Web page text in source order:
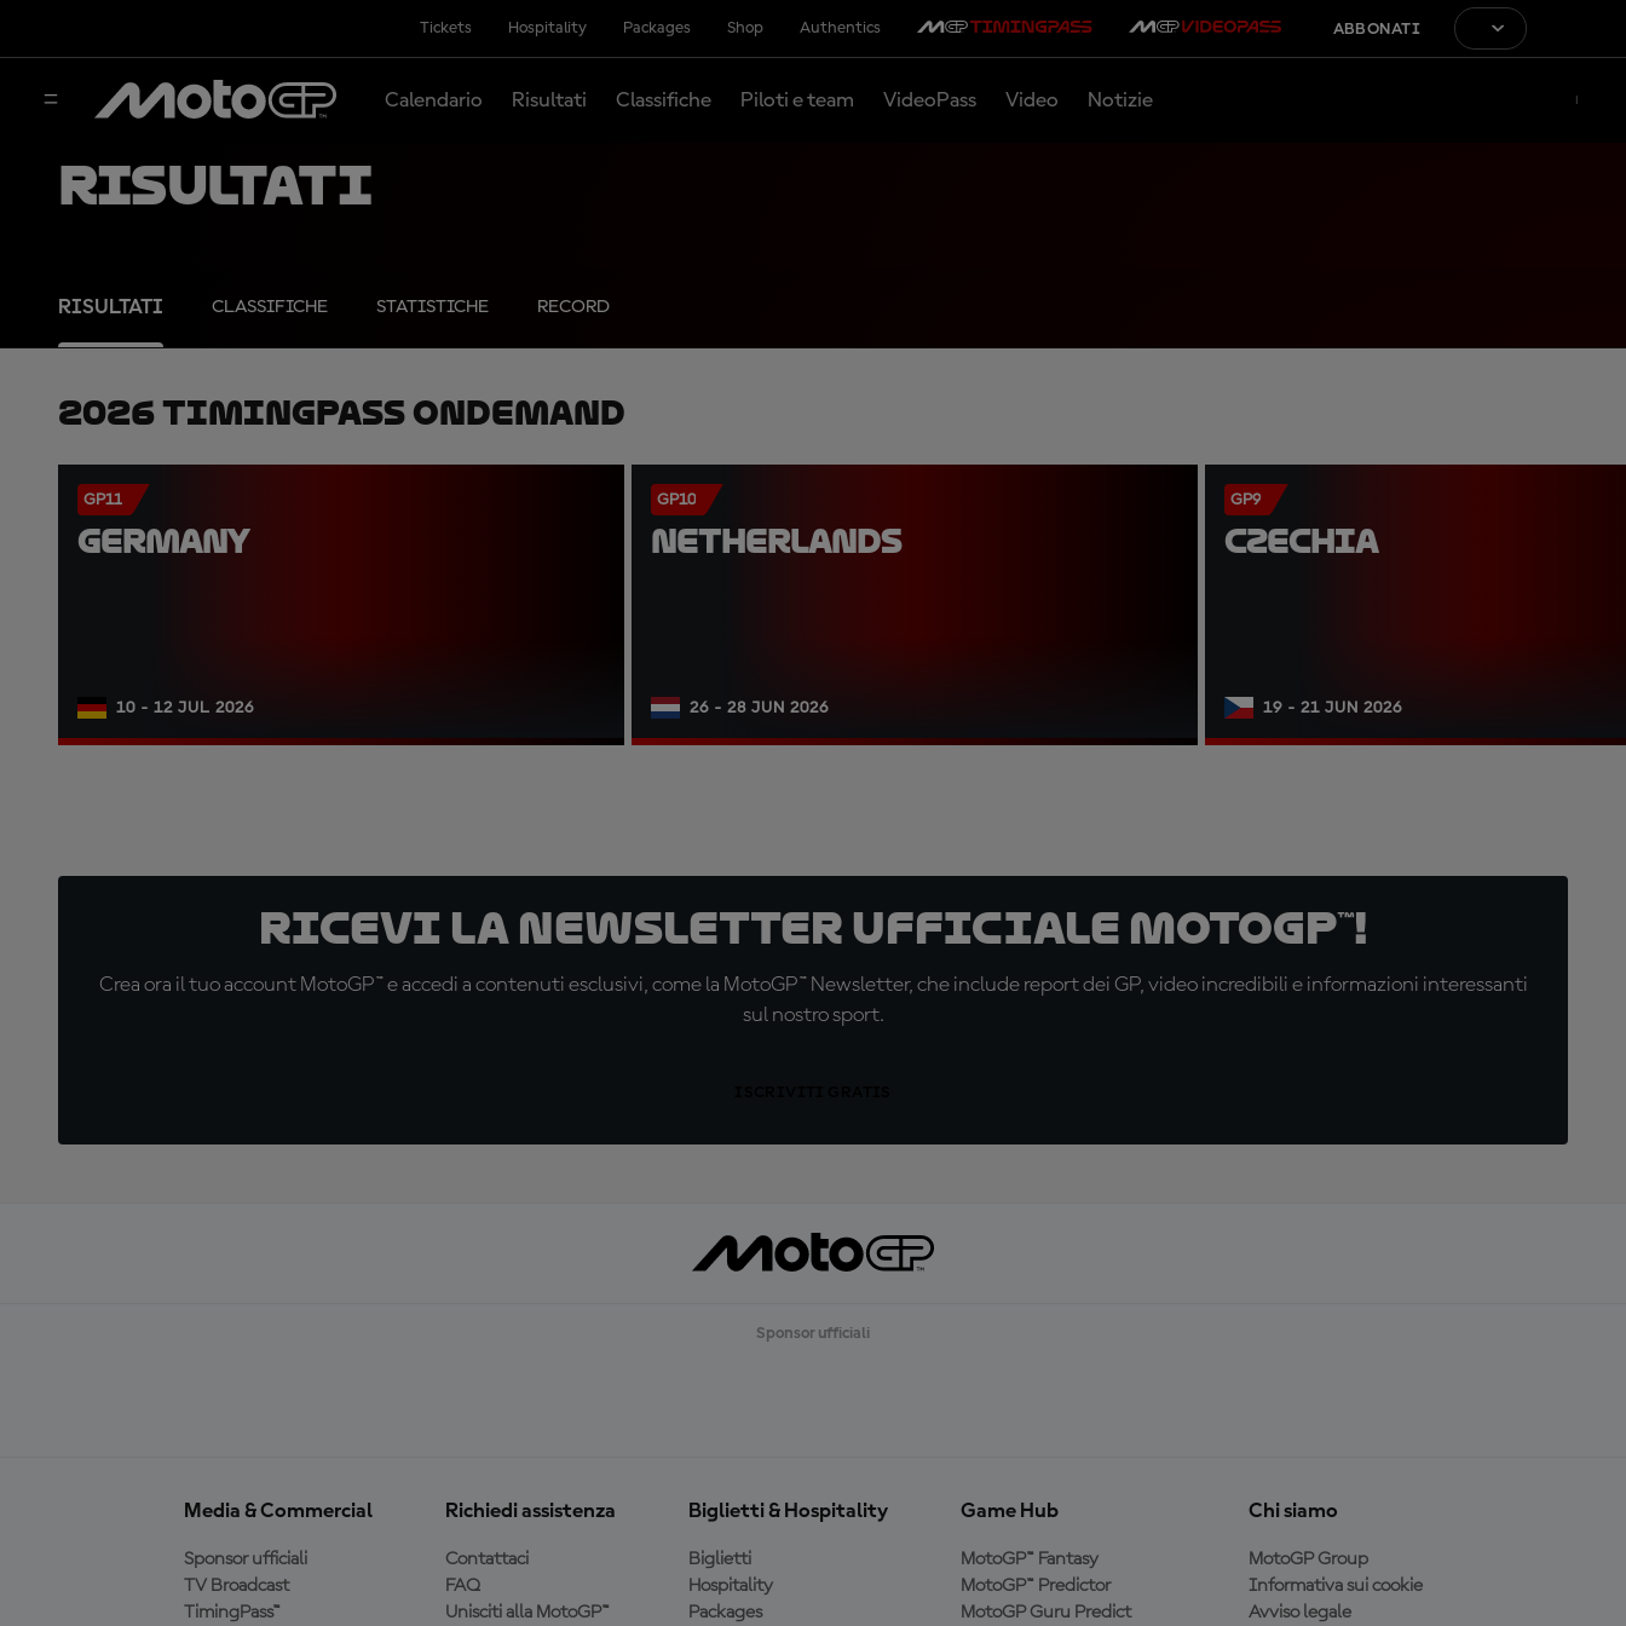
Tickets Hospitality Packages Shop Authentics ABBONATI
Calendario Risultati Classifiche Piloti e team VideoPass Video Notizie
Risultati
RISULTATI CLASSIFICHE STATISTICHE RECORD
2026 TimingPass OnDemand
GP11
GERMANY
10 - 12 JUL 2026
GP10
NETHERLANDS
26 - 28 JUN 2026
GP9
CZECHIA
19 - 21 JUN 2026
Ricevi la newsletter ufficiale MotoGP™!
Crea ora il tuo account MotoGP™ e accedi a contenuti esclusivi, come la MotoGP™ Newsletter, che include report dei GP, video incredibili e informazioni interessanti
sul nostro sport.
Sponsor ufficiali
Media & Commercial
Sponsor ufficiali
TV Broadcast
TimingPass™
Richiedi assistenza
Contattaci
FAQ
Unisciti alla MotoGP™
Biglietti & Hospitality
Biglietti
Hospitality
Packages
Game Hub
MotoGP™ Fantasy
MotoGP™ Predictor
MotoGP Guru Predict
Chi siamo
MotoGP Group
Informativa sui cookie
Avviso legale